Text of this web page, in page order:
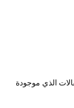
الذي موجودة